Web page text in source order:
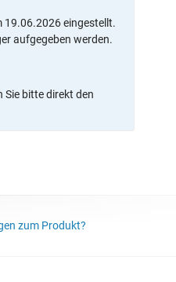
19.06.2026 eingestellt.
aufgegeben werden.
Sie bitte direkt den
zum Produkt?